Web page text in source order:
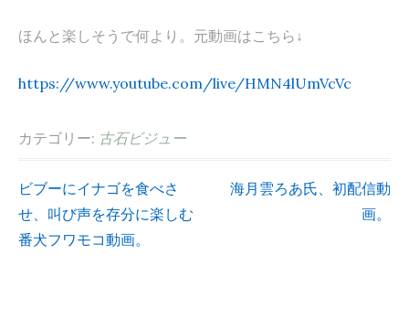
ほんと楽しそうで何より。元動画はこちら↓
https://www.youtube.com/live/HMN4lUmVcVc
カテゴリー: 古石ビジュー
投
稿
ビブーにイナゴを食べさ
せ、叫び声を存分に楽しむ
番犬フワモコ動画。
海月雲ろあ氏、初配信動
画。